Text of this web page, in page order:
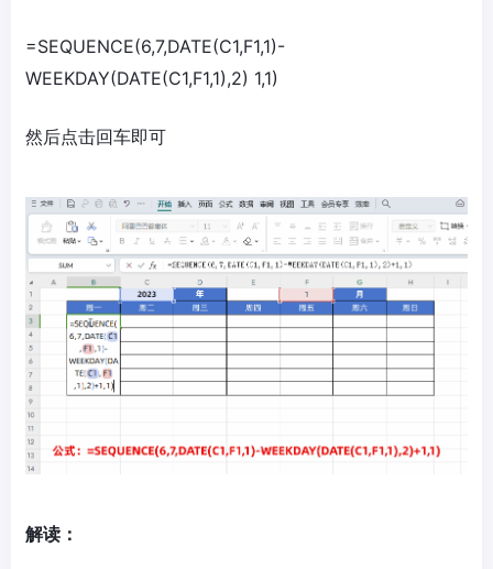
=SEQUENCE(6,7,DATE(C1,F1,1)-
WEEKDAY(DATE(C1,F1,1),2) 1,1)
然后点击回车即可
解读：